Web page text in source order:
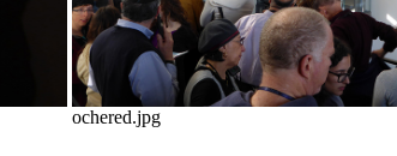
ochered.jpg